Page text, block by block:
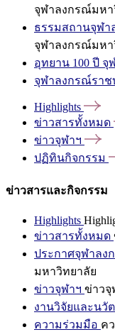
จุฬาลงกรณ์มหา
ธรรมสถานจุฬ
จุฬาลงกรณ์มหา
อุทยาน 100 ปี จุ
จุฬาลงกรณ์รา
Highlights
ข่าวสารทั้งหมด
ข่าวจุฬาฯ
ปฏิทินกิจกรรม
ข่าวสารและกิจกรรม
Highlights
ข่าวสารทั้งหมด
ประกาศจุฬาลง
มหาวิทยาลัย
ข่าวจุฬาฯ ข่าวจุ
งานวิจัยและนวั
ความร่วมมือ ค